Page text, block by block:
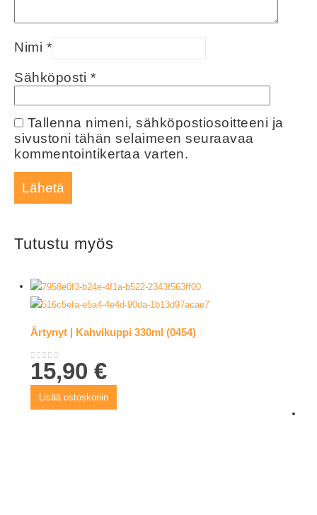
Nimi *
Sähköposti *
Tallenna nimeni, sähköpostiosoitteeni ja
sivustoni tähän selaimeen seuraavaa
kommentointikertaa varten.
Tutustu myös
Ärtynyt | Kahvikuppi 330ml (0454)
0out of 5
15,90€
Lisää ostoskoriin